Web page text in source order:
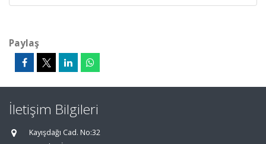
Paylaş
İletişim Bilgileri
Kayışdağı Cad. No:32